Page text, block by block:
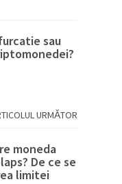
sau
URMĂTOR
moneda
De ce se
limitei